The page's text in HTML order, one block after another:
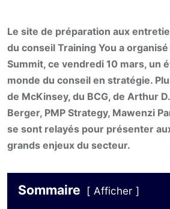
Le site de préparation aux
du conseil Training You a
Summit, ce vendredi 10 mars, un
monde du conseil en stratégie.
de McKinsey, du BCG, de Arthur
Berger, PMP Strategy, Mawenzi
se sont relayés pour présenter
grands enjeux du secteur.
Sommaire Afficher